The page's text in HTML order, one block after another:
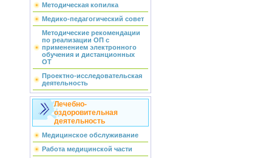
Методическая копилка
Медико-педагогический совет
Методические рекомендации
по реализации ОП с
применением электронного
обучения и дистанционных
ОТ
Проектно-исследовательская
деятельность
Лечебно-
оздоровительная
деятельность
Медицинское обслуживание
Работа медицинской части